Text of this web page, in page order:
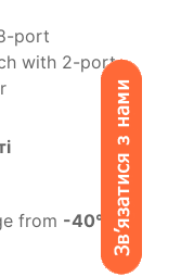
port
with 2-port
from -40°C to